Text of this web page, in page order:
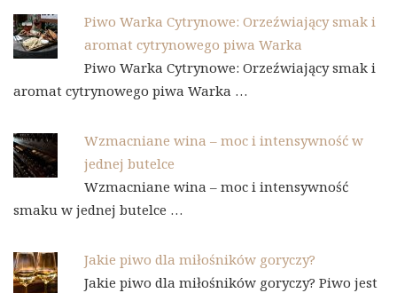
Piwo Warka Cytrynowe: Orzeźwiający smak i
aromat cytrynowego piwa Warka
Piwo Warka Cytrynowe: Orzeźwiający smak i
aromat cytrynowego piwa Warka …
Wzmacniane wina – moc i intensywność w
jednej butelce
Wzmacniane wina – moc i intensywność
smaku w jednej butelce …
Jakie piwo dla miłośników goryczy?
Jakie piwo dla miłośników goryczy? Piwo jest